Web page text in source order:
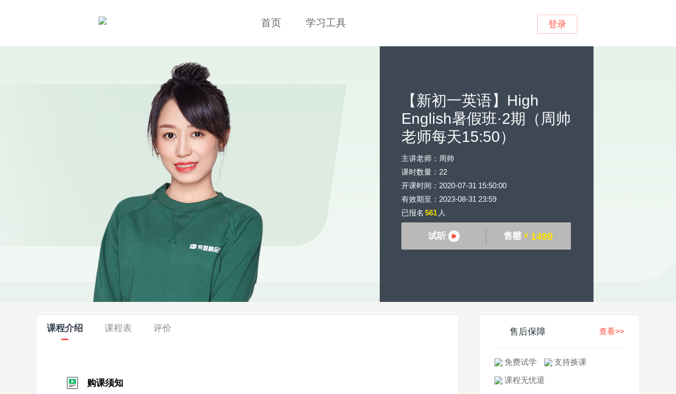
首页 学习工具 登录
【新初一英语】High
English暑假班·2期（周帅
老师每天15:50）
主讲老师：周帅
课时数量：22
开课时间：2020-07-31 15:50:00
有效期至：2023-08-31 23:59
已报名 561 人
试听 售罄¥ 1499
课程介绍 课程表 评价
购课须知
售后保障 查看>>
免费试学 支持换课
课程无忧退